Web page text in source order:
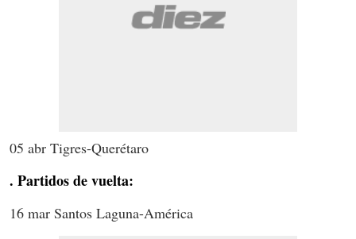
05 abr Tigres-Querétaro
. Partidos de vuelta:
16 mar Santos Laguna-América